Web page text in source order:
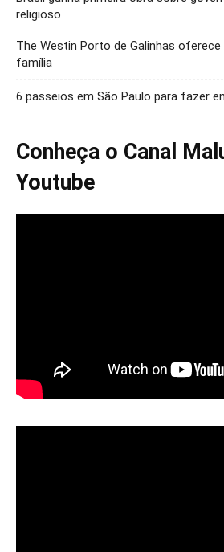
religioso
The Westin Porto de Galinhas
família
6 passeios em São Paulo para fazer
Conheça o Canal
Youtube